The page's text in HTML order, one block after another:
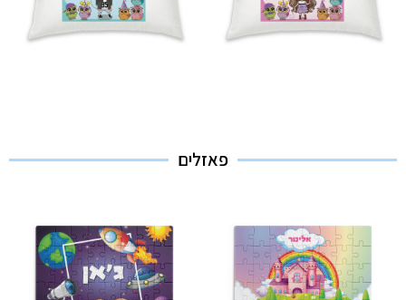
פאזלים